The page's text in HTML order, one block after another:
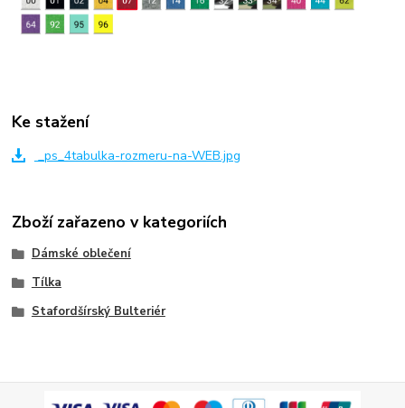
Ke stažení
_ps_4tabulka-rozmeru-na-WEB.jpg
Zboží zařazeno v kategoriích
Dámské oblečení
Tílka
Stafordšírský Bulteriér